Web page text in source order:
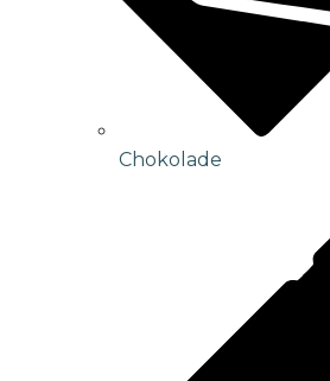
Chokolade